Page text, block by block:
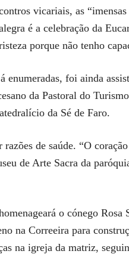
vicariais, as
é a celebração da
porque não tenho
enumeradas, foi ainda
da Pastoral do
da Sé de Faro.
de saúde. “O
de Arte Sacra da
o cónego
na Correeira para
na igreja da matriz,